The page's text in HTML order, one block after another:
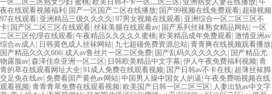
一区二区三区熟女少妇 蜜桃| 欧美日韩不卡一区二区三区| 亚洲熟女人妻在线播放| 午
夜在线观看视频福利| 国产一区国产二区在线播放| 国产99视频在线免费观看| 超碰视频
97在线观看| 亚洲精品三级久久久久 | 97男女视频在线观看| 亚洲综合一区二区三区不
卡| 国产区二区三区在线观看| 丝袜美腿在线观看av| 国产系列丝袜熟女精品网站| 一区
二区三区伦理在线观看| 午夜精品久久久久久蜜桃| 欧美精品成年免费观看| 激情亚洲av
综合av成人 | 日韩黄色成人丝袜网站| 九七超碰免费资源总站| 青青爽在线视频观看播放|
国产精品久久久666| 成人av鲁丝片一区二区免费| 国产乱码久久久久久久 | 国产精品尤
物露脸av| 森泽佳奈亚洲一区二区| 日韩欧美精品中文字幕| 伊人午夜免费福利视频| 青
青的草在线观看网址大全| 91成人免费在线观看视频| 国产日韩av不卡在线| 超薄丝袜脚
交足免在线av| 免费看国产黄色av网站| 中国男人操中国女人的逼| 午夜免费啪视频在线
观看视频| 青青青草免费在线观看视频| 欧美国产日韩一区二区三区| 人妻出轨av中文字